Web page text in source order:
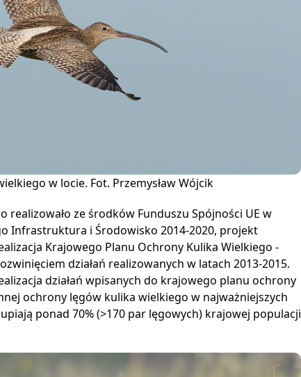
w locie. Fot. Przemysław Wójcik
realizowało ze środków Funduszu Spójności UE w
Infrastruktura i Środowisko 2014-2020, projekt
Krajowego Planu Ochrony Kulika Wielkiego -
działań realizowanych w latach 2013-2015.
działań wpisanych do krajowego planu ochrony
ochrony lęgów kulika wielkiego w najważniejszych
ponad 70% (>170 par lęgowych) krajowej populacji